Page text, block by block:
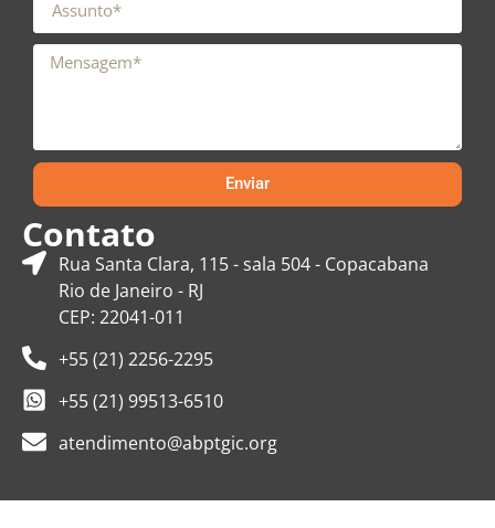
Enviar
Contato
Rua Santa Clara, 115 - sala 504 - Copacabana
Rio de Janeiro - RJ
CEP: 22041-011
+55 (21) 2256-2295
+55 (21) 99513-6510
atendimento@abptgic.org